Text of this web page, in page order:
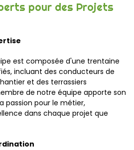
pour des Projets
est composée d'une trentaine
incluant des conducteurs de
et des terrassiers
de notre équipe apporte son
passion pour le métier,
dans chaque projet que